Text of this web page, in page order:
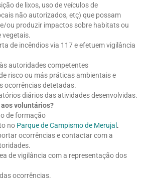
de lixos, uso de veículos de
não autorizados, etç) que possam
ou produzir impactos sobre habitats ou
vegetais.
de incêndios via 117 e efetuem vigilância
autoridades competentes
risco ou más práticas ambientais e
ocorrências detetadas.
diários das atividades desenvolvidas.
voluntários?
de formação
no Parque de Campismo de Merujal .
ocorrências e contactar com a
de vigilância com a representação dos
ocorrências.